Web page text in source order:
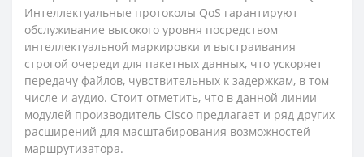
Интеллектуальные протоколы QoS гарантируют
обслуживание высокого уровня посредством
интеллектуальной маркировки и выстраивания
строгой очереди для пакетных данных, что ускоряет
передачу файлов, чувствительных к задержкам, в том
числе и аудио. Стоит отметить, что в данной линии
модулей производитель Cisco предлагает и ряд других
расширений для масштабирования возможностей
маршрутизатора.